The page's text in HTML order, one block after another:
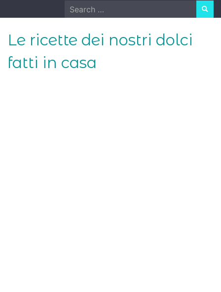
to
Search
for:
Le ricette dei nostri dolci
fatti in casa